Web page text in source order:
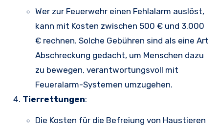
Wer zur Feuerwehr einen Fehlalarm auslöst,
kann mit Kosten zwischen 500 € und 3.000
€ rechnen. Solche Gebühren sind als eine Art
Abschreckung gedacht, um Menschen dazu
zu bewegen, verantwortungsvoll mit
Feueralarm-Systemen umzugehen.
Tierrettungen:
Die Kosten für die Befreiung von Haustieren